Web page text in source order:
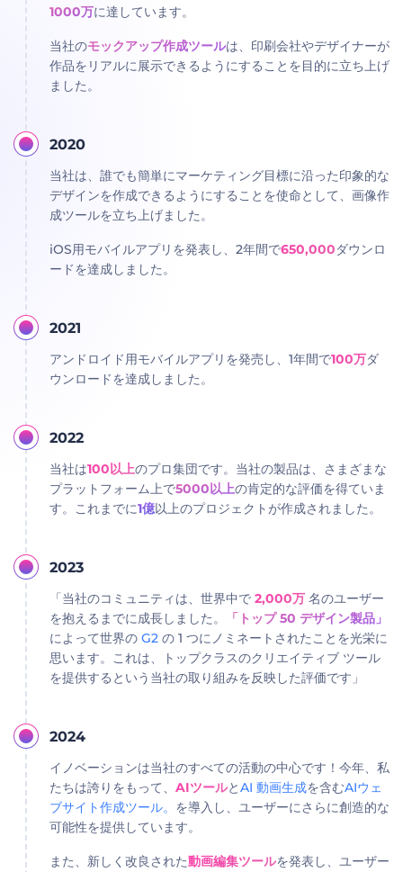
1000万に達しています。
当社のモックアップ作成ツールは、印刷会社やデザイナーが
作品をリアルに展示できるようにすることを目的に立ち上げ
ました。
2020
当社は、誰でも簡単にマーケティング目標に沿った印象的な
デザインを作成できるようにすることを使命として、画像作
成ツールを立ち上げました。
iOS用モバイルアプリを発表し、2年間で650,000ダウンロ
ードを達成しました。
2021
アンドロイド用モバイルアプリを発売し、1年間で100万ダ
ウンロードを達成しました。
2022
当社は100以上のプロ集団です。当社の製品は、さまざまな
プラットフォーム上で5000以上の肯定的な評価を得ていま
す。これまでに1億以上のプロジェクトが作成されました。
2023
「当社のコミュニティは、世界中で 2,000万 名のユーザー
を抱えるまでに成長しました。
「トップ 50 デザイン製品」
によって世界の G2 の 1 つにノミネートされたことを光栄に
思います。これは、トップクラスのクリエイティブ ツール
を提供するという当社の取り組みを反映した評価です」
2024
イノベーションは当社のすべての活動の中心です！今年、私
たちは誇りをもって、 AIツールとAI 動画生成を含むAIウェ
ブサイト作成ツール。 を導入し、ユーザーにさらに創造的な
可能性を提供しています。
また、新しく改良された動画編集ツールを発表し、ユーザー